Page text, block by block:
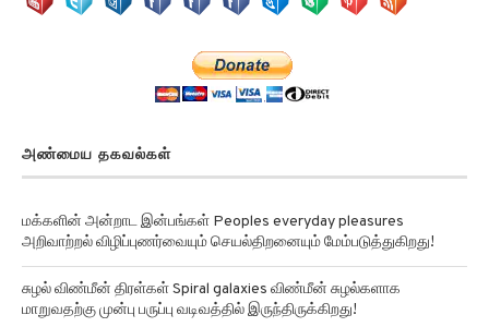
அறிவாற்றல் விழிப்புணர்வையும் செயல்திறனையும் மேம்படுத்துகிறது!
சுழல் விண்மீன் திரள்கள் Spiral galaxies விண்மீன் சுழல்களாக
மாறுவதற்கு முன்பு பருப்பு வடிவத்தில் இருந்திருக்கிறது!